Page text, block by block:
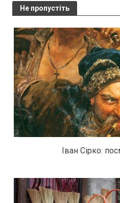
Не пропустіть
Іван Сірко: